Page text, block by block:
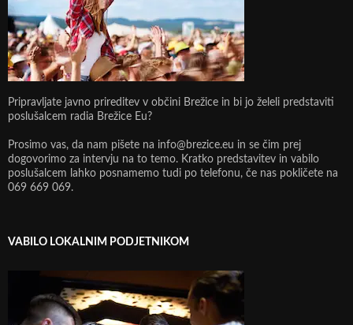
Pripravljate javno prireditev v občini Brežice in bi jo želeli predstaviti
poslušalcem radia Brežice Eu?
Prosimo vas, da nam pišete na info@brezice.eu in se čim prej
dogovorimo za intervju na to temo. Kratko predstavitev in vabilo
poslušalcem lahko posnamemo tudi po telefonu, če nas pokličete na
069 669 069.
VABILO LOKALNIM PODJETNIKOM